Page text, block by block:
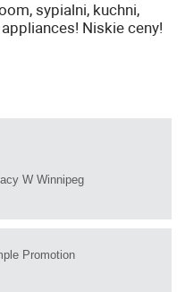
sypialni, kuchni,
Niskie ceny!
W Winnipeg
Promotion